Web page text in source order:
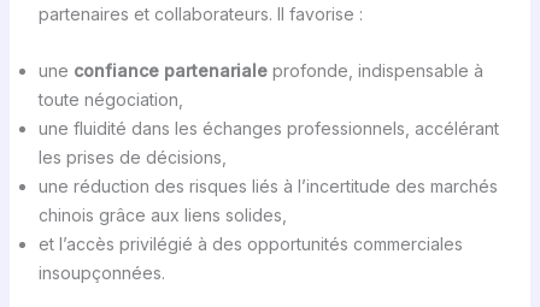
partenaires et collaborateurs. Il favorise :
une confiance partenarialeprofonde, indispensable à
toute négociation,
une fluidité dans les échanges professionnels, accélérant
les prises de décisions,
une réduction des risques liés à l’incertitude des marchés
chinois grâce aux liens solides,
et l’accès privilégié à des opportunités commerciales
insoupçonnées.